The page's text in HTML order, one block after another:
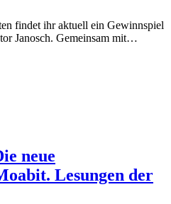
findet ihr aktuell ein Gewinnspiel
Janosch. Gemeinsam mit…
neue
Lesungen der